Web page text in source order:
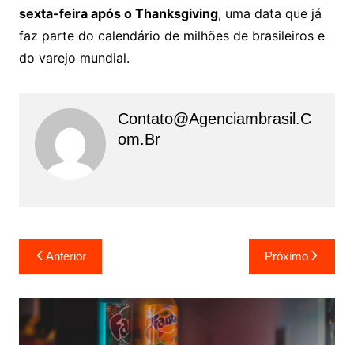
sexta-feira após o Thanksgiving, uma data que já
faz parte do calendário de milhões de brasileiros e
do varejo mundial.
Contato@agenciambrasil.c
Om.br
Navegação
de
Post
Anterior Próximo